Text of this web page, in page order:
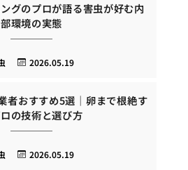
グのプロが語る害虫が好む内
部環境の実態
2026.05.19
者おすすめ5選｜卵まで根絶す
の技術と選び方
2026.05.19